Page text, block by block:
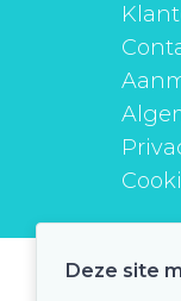
Deze site